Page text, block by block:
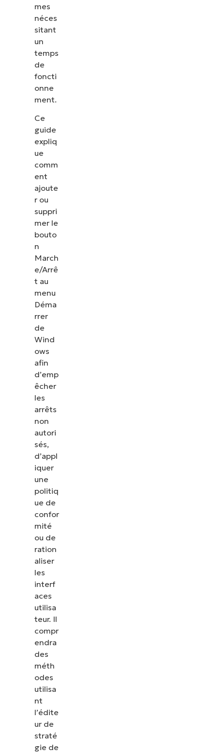
mes
néces
sitant
un
temps
de
foncti
onne
ment.
Ce
guide
expliq
ue
comm
ent
ajoute
r ou
suppri
mer le
bouto
n
March
e/Arrê
t au
menu
Déma
rrer
de
Wind
ows
afin
d’emp
êcher
les
arrêts
non
autori
sés,
d’appl
iquer
une
politiq
ue de
confor
mité
ou de
ration
aliser
les
interf
aces
utilisa
teur. Il
compr
endra
des
méth
odes
utilisa
nt
l’édite
ur de
straté
gie de